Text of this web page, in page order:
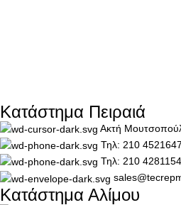
Κατάστημα Πειραιά
Ακτή
Τηλ: 210 4521647
Τηλ: 210 4281154
Κατάστημα Αλίμου